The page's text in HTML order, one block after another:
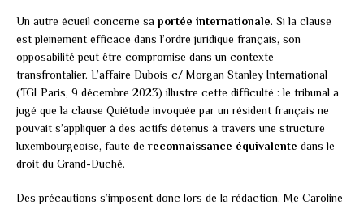
Un autre écueil concerne sa portée internationale. Si la clause
est pleinement efficace dans l’ordre juridique français, son
opposabilité peut être compromise dans un contexte
transfrontalier. L’affaire Dubois c/ Morgan Stanley International
(TGI Paris, 9 décembre 2023) illustre cette difficulté : le tribunal a
jugé que la clause Quiétude invoquée par un résident français ne
pouvait s’appliquer à des actifs détenus à travers une structure
luxembourgeoise, faute de reconnaissance équivalente dans le
droit du Grand-Duché.
Des précautions s’imposent donc lors de la rédaction. Me Caroline